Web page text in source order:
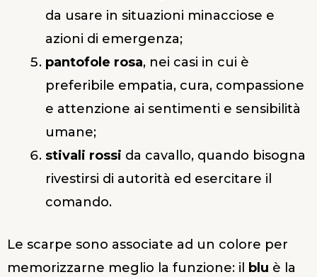
da usare in situazioni minacciose e
azioni di emergenza;
pantofole rosa, nei casi in cui è
preferibile empatia, cura, compassione
e attenzione ai sentimenti e sensibilità
umane;
stivali rossi da cavallo, quando bisogna
rivestirsi di autorità ed esercitare il
comando.
Le scarpe sono associate ad un colore per
memorizzarne meglio la funzione: il
blu è la